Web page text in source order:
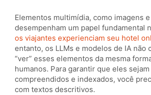
Elementos multimídia, como imagens
desempenham um papel fundamental
os viajantes experienciam seu hotel
entanto, os LLMs e modelos de IA não
“ver” esses elementos da mesma
humanos. Para garantir que eles
compreendidos e indexados, você
com textos descritivos.